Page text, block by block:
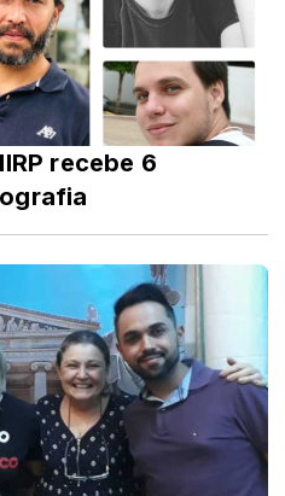
recebe 6